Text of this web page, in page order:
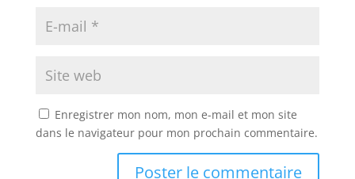
Enregistrer mon nom, mon e-mail et mon site
dans le navigateur pour mon prochain commentaire.